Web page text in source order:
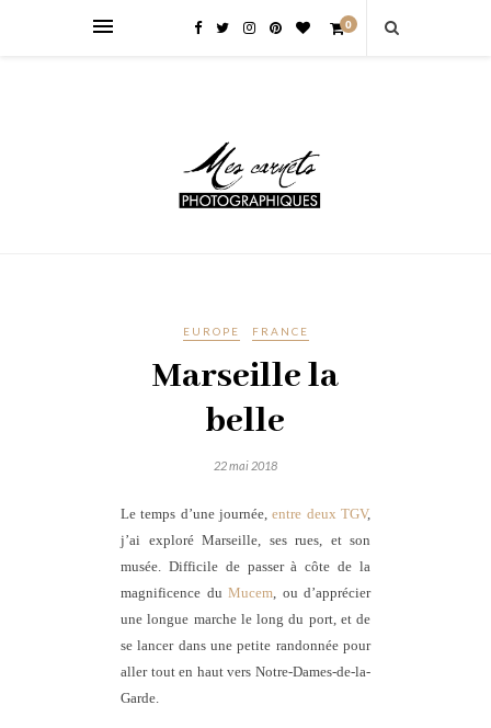
0
EUROPE FRANCE
Marseille la
belle
22 mai 2018
Le temps d’une journée,entre deux TGV,
j’ai exploré Marseille, ses rues, et son
musée. Difficile de passer à côte de la
magnificence du Mucem , ou d’apprécier
une longue marche le long du port, et de
se lancer dans une petite randonnée pour
aller tout en haut vers Notre-Dames-de-la-
Garde.